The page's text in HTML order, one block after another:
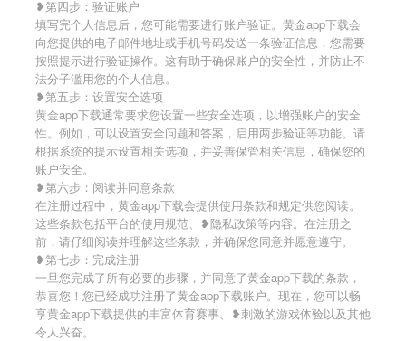
❥第四步：验证账户
填写完个人信息后，您可能需要进行账户验证。黄金app下载会
向您提供的电子邮件地址或手机号码发送一条验证信息，您需要
按照提示进行验证操作。这有助于确保账户的安全性，并防止不
法分子滥用您的个人信息。
❥第五步：设置安全选项
黄金app下载通常要求您设置一些安全选项，以增强账户的安全
性。例如，可以设置安全问题和答案，启用两步验证等功能。请
根据系统的提示设置相关选项，并妥善保管相关信息，确保您的
账户安全。
❥第六步：阅读并同意条款
在注册过程中，黄金app下载会提供使用条款和规定供您阅读。
这些条款包括平台的使用规范、❥隐私政策等内容。在注册之
前，请仔细阅读并理解这些条款，并确保您同意并愿意遵守。
❥第七步：完成注册
一旦您完成了所有必要的步骤，并同意了黄金app下载的条款，
恭喜您！您已经成功注册了黄金app下载账户。现在，您可以畅
享黄金app下载提供的丰富体育赛事、❥刺激的游戏体验以及其他
令人兴奋。